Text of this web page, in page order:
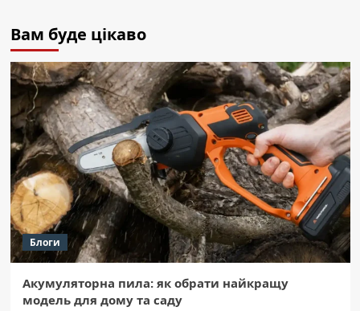
Вам буде цікаво
Блоги
Акумуляторна пила: як обрати найкращу
модель для дому та саду